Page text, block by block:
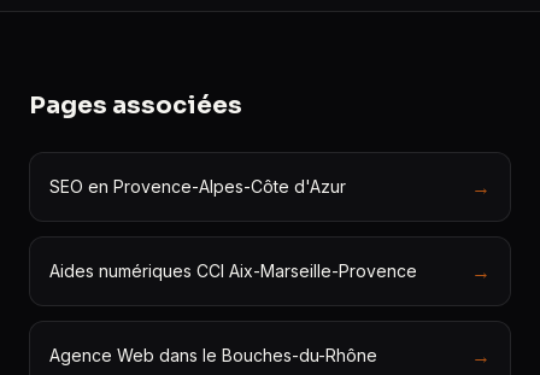
Pages associées
SEO en Provence-Alpes-Côte d'Azur →
Aides numériques CCI Aix-Marseille-Provence →
Agence Web dans le Bouches-du-Rhône →